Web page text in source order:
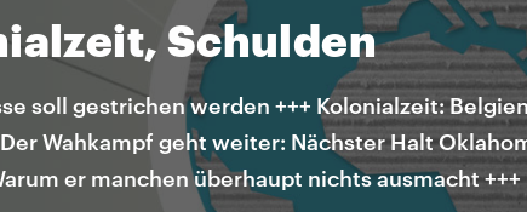
Schulden
soll gestrichen werden +++ Kolonialzeit:
Wahkampf geht weiter: Nächster Halt
er manchen überhaupt nichts ausmacht +++